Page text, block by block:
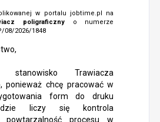
w portalu jobtime.pl na
poligraficzny o numerze
08/2026/1848
Trawiacza
ponieważ chcę pracować w
form do druku
liczy się kontrola
procesu w